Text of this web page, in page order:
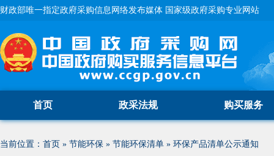
财政部唯一指定政府采购信息网络发布媒体 国家级政府采购专业网站
首页 政采法规 购买服务
当前位置： 首页 » 节能环保 » 节能环保清单 » 环保产品清单公示通知